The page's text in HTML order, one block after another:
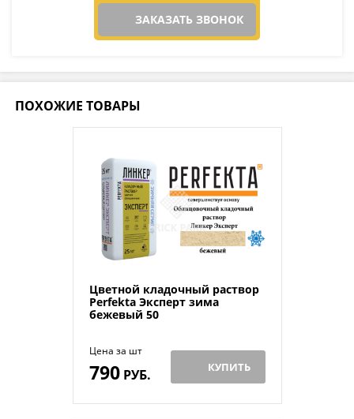
ЗАКАЗАТЬ ЗВОНОК
ПОХОЖИЕ ТОВАРЫ
Цветной кладочный раствор
Perfekta Эксперт зима
бежевый 50
Цена за шт
790РУБ. КУПИТЬ